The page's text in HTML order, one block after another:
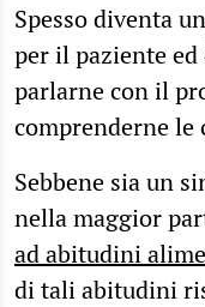
Spesso diventa
per il paziente
parlarne con il
comprenderne le
Sebbene sia un
nella maggior
ad abitudini
di tali abitudini